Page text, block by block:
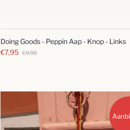
Doing Goods - Peppin Aap - Knop - Links
€7,95 €9,95